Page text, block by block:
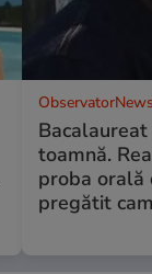
toamnă.
proba orală
pregătit